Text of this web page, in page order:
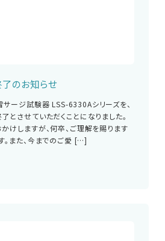
のお知らせ
ージ試験器 LSS-6330Aシリーズを、
とさせていただくことになりました。
けしますが、何卒、ご理解を賜ります
。また、今までのご愛 […]